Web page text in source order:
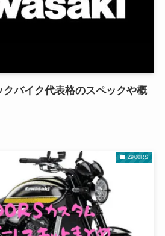
クバイク代表格のスペックや概
Z900RS